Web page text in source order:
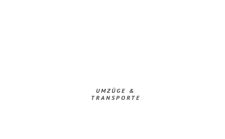
UMZÜGE &
TRANSPORTE